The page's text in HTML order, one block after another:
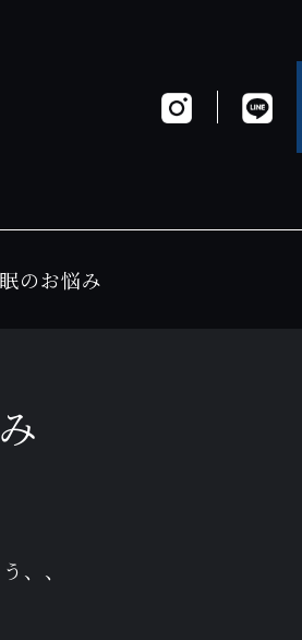
のお悩み
、、